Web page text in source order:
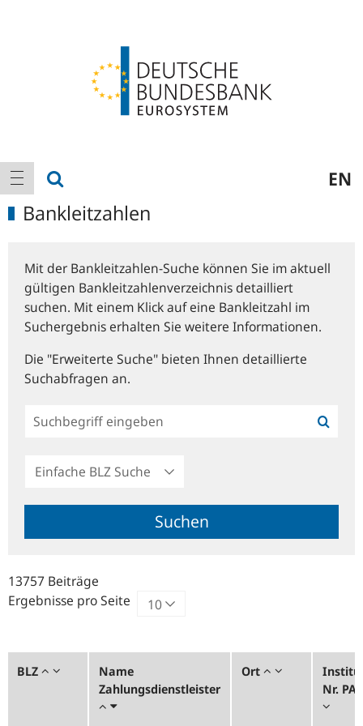
Hauptnavigation
Navigation anzeigen EN
Bankleitzahlen
Mit der Bankleitzahlen-Suche können Sie im aktuell
gültigen Bankleitzahlenverzeichnis detailliert
suchen. Mit einem Klick auf eine Bankleitzahl im
Suchergebnis erhalten Sie weitere Informationen.
Die "Erweiterte Suche" bieten Ihnen detaillierte
Suchabfragen an.
Einfache
Suche
Suchen
13757 Beiträge
Ergebnisse pro Seite
BLZ
Name
Zahlungsdienstleister
Ort
Nr.